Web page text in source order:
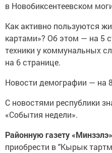
в Новобиксентеевском
Как активно пользуются
картами»? Об этом — на 5
техники у коммунальных
на 6 странице.
Новости демографии — на
С новостями республики
«События недели».
Районную газету
приобрести в "Кырык